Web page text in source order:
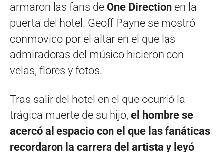
armaron las fans de One Direction en la
puerta del hotel. Geoff Payne se mostró
conmovido por el altar en el que las
admiradoras del músico hicieron con
velas, flores y fotos.
Tras salir del hotel en el que ocurrió la
trágica muerte de su hijo, el hombre se
acercó al espacio con el que las fanáticas
recordaron la carrera del artista y leyó